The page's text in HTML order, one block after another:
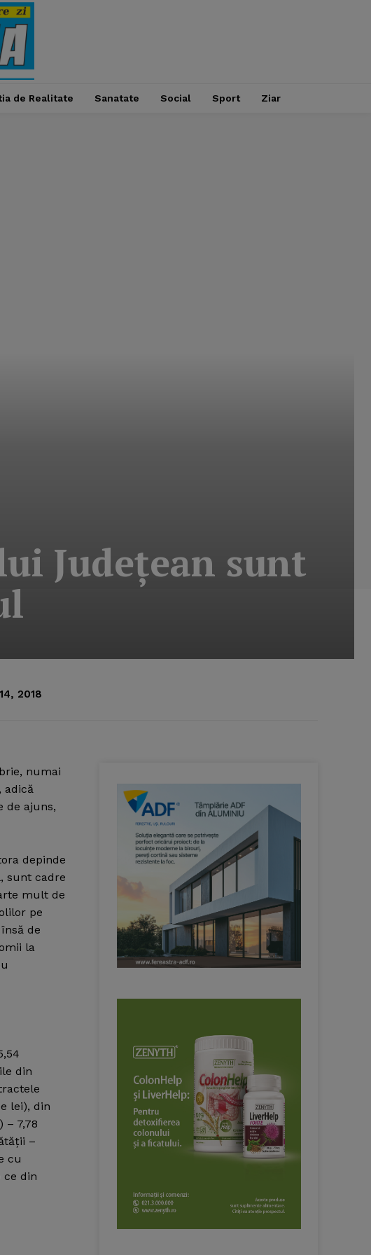
de Realitate Sanatate Social Sport Ziar
Judeţean sunt
2018
numai
adică
de ajuns,
depinde
sunt cadre
mult de
pe
de
la
din
lei), din
– 7,78
–
cu
ce din